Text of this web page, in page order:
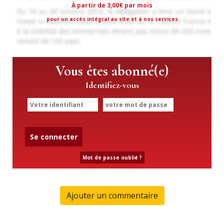
À partir de 3,00€ par mois
pour un accès intégral au site et à nos services
Vous êtes abonné(e)
Identifiez-vous
Se connecter
Mot de passe oublié ?
Ajouter un commentaire